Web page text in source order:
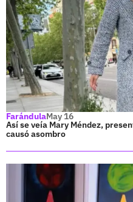
FarándulaMay 16
Así se veía Mary Méndez,
causó asombro